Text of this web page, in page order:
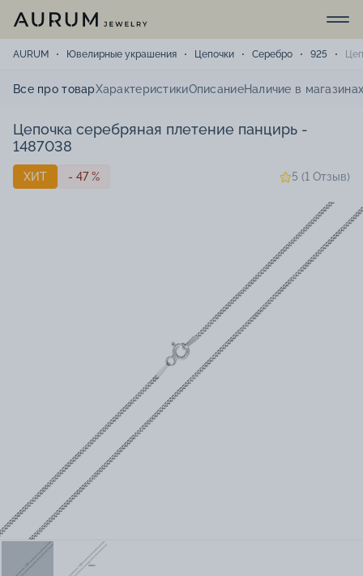
AURUM Ювелирные украшения Цепочки Серебро 925
Все про товарХарактеристикиОписаниеНаличие в
Цепочка серебряная плетение панцирь -
1487038
ХИТ - 47 % 5 (1 Отзыв)